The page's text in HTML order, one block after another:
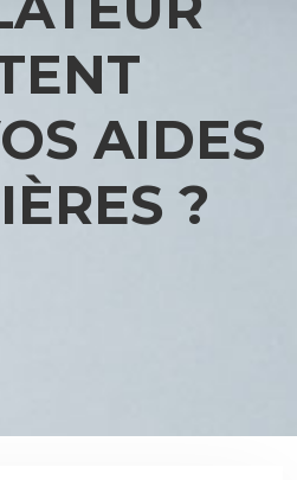
AIDES
?